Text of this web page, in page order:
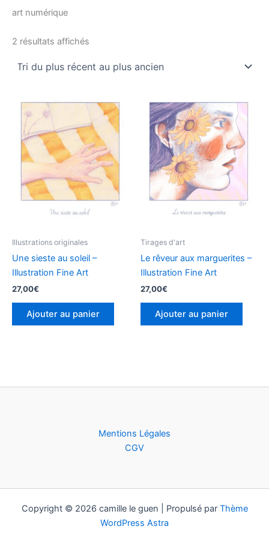
art numérique
2 résultats affichés
Illustrations originales
Une sieste au soleil –
Illustration Fine Art
27,00€
Ajouter au panier
Tirages d'art
Le rêveur aux marguerites –
Illustration Fine Art
27,00€
Ajouter au panier
Mentions Légales
CGV
Copyright © 2026 camille le guen | Propulsé par Thème
WordPress Astra